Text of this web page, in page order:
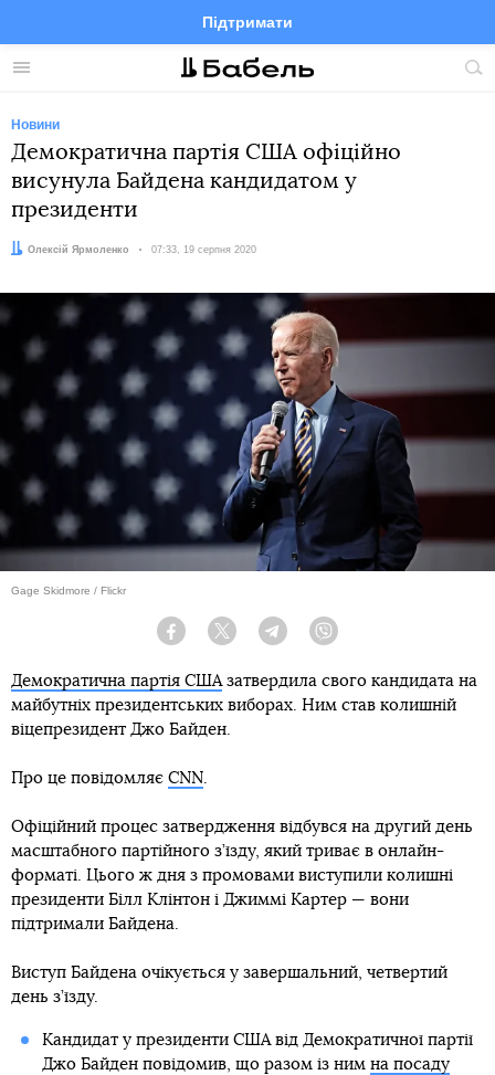
Меню
Підтримати
FacebookTelegramTwitter
Новини
Демократична партія США офіційно
висунула Байдена кандидатом у
президенти
Автор:
Олексій Ярмоленко Дата:
07:33, 19 серпня 2020
Gage Skidmore / Flickr
Facebook Twitter Telegram
Демократична партія СШАзатвердила свого кандидата на
майбутніх президентських виборах. Ним став колишній
віцепрезидент Джо Байден.
Про це повідомляє CNN.
Офіційний процес затвердження відбувся на другий день
масштабного партійного з’їзду, який триває в онлайн-
форматі. Цього ж дня з промовами виступили колишні
президенти Білл Клінтон і Джиммі Картер — вони
підтримали Байдена.
Виступ Байдена очікується у завершальний, четвертий
день з’їзду.
Кандидат у президенти США від Демократичної партії
Джо Байден повідомив, що разом із ним на посаду